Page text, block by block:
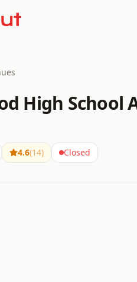
High School
4.6(14) Closed